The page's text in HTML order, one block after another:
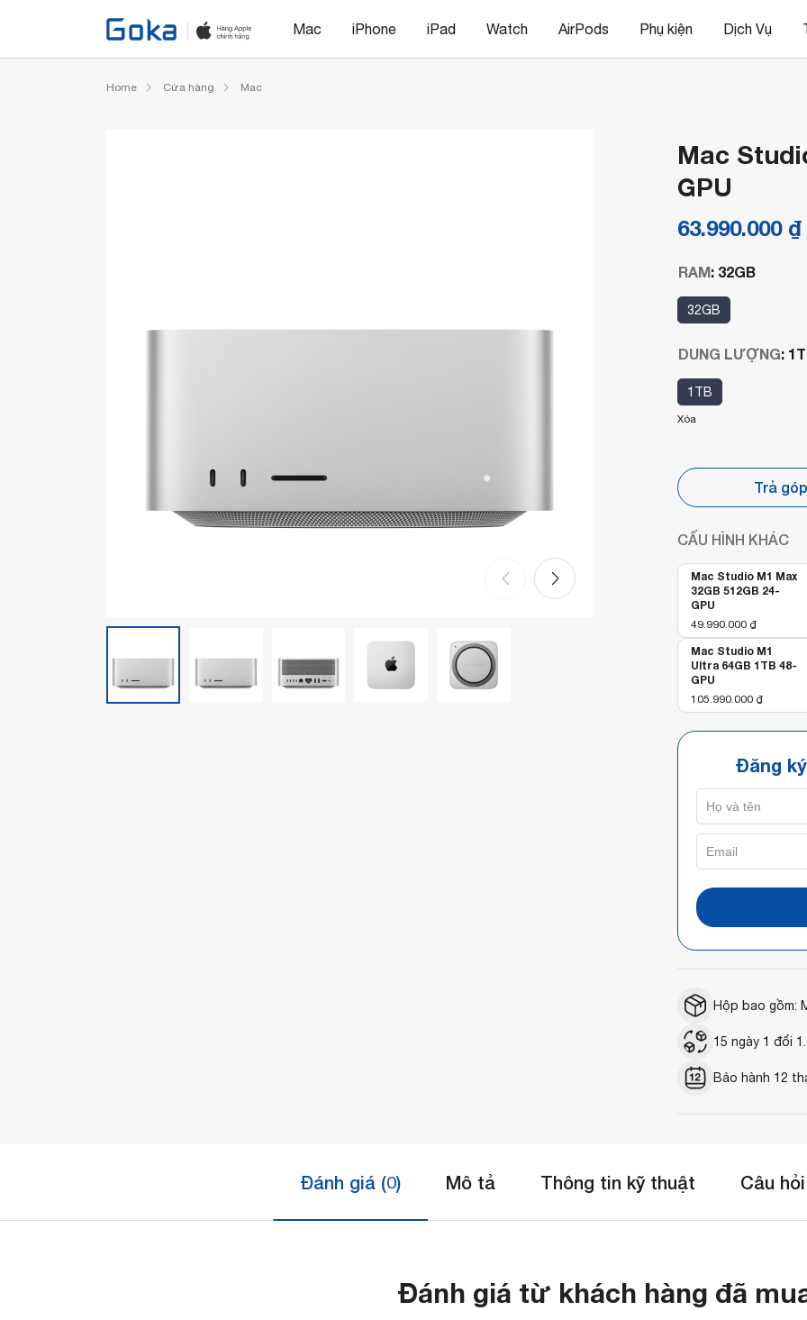
Mac iPhone iPad Watch AirPods Phụ kiện Dịch Vụ
Home Cửa hàng Mac
Mac
GPU
63.990.000 ₫
RAM: 32GB
32GB
DUNG LƯỢNG:
1TB
Xóa
Trả góp
CẤU HÌNH KHÁC
Mac Studio M1 Max
32GB 512GB 24-
GPU
49.990.000 ₫
Mac Studio M1
Ultra 64GB 1TB 48-
GPU
105.990.000 ₫
Đăng
Hộp bao gồm:
15 ngày 1 đổi 1.
Bảo hành 12
Đánh giá (0) Mô tả Thông tin kỹ thuật Câu
Đánh giá từ khách hàng đã